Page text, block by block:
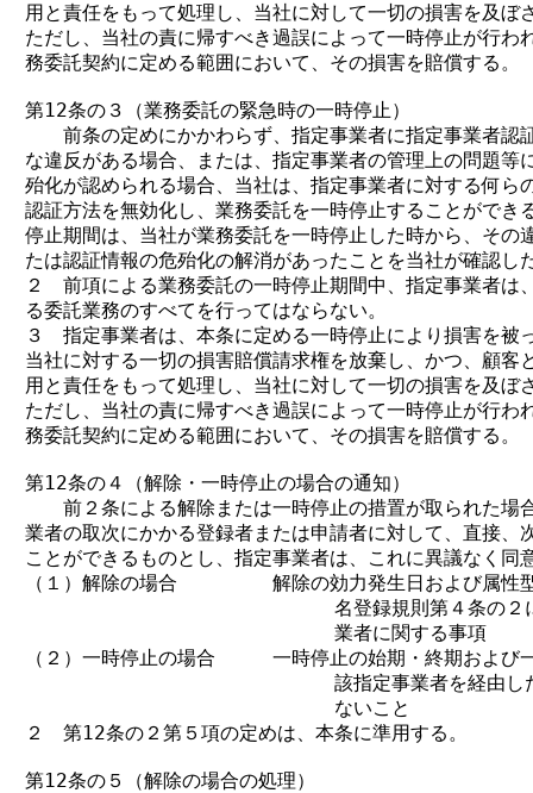
用と責任をもって処理し、当社に対して一切の損害を及ぼ
ただし、当社の責に帰すべき過誤によって一時停止が行わ
務委託契約に定める範囲において、その損害を賠償する。
第12条の３（業務委託の緊急時の一時停止）
前条の定めにかかわらず、指定事業者に指定事業者認
な違反がある場合、または、指定事業者の管理上の問題等
殆化が認められる場合、当社は、指定事業者に対する何ら
認証方法を無効化し、業務委託を一時停止することができ
停止期間は、当社が業務委託を一時停止した時から、その
たは認証情報の危殆化の解消があったことを当社が確認し
２　前項による業務委託の一時停止期間中、指定事業者は
る委託業務のすべてを行ってはならない。
３　指定事業者は、本条に定める一時停止により損害を被
当社に対する一切の損害賠償請求権を放棄し、かつ、顧客
用と責任をもって処理し、当社に対して一切の損害を及ぼ
ただし、当社の責に帰すべき過誤によって一時停止が行わ
務委託契約に定める範囲において、その損害を賠償する。
第12条の４（解除・一時停止の場合の通知）
前２条による解除または一時停止の措置が取られた場
業者の取次にかかる登録者または申請者に対して、直接、
ことができるものとし、指定事業者は、これに異議なく同
（１）解除の場合　　　　　解除の効力発生日および属性
名登録規則第４条の２
                          業者に関する事項
（２）一時停止の場合　　　一時停止の始期・終期および
該指定事業者を経由し
                          ないこと
２　第12条の２第５項の定めは、本条に準用する。
第12条の５（解除の場合の処理）